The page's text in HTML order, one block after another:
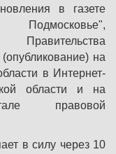
в газете
на
в Интернет-
области и на
правовой
в силу через 10